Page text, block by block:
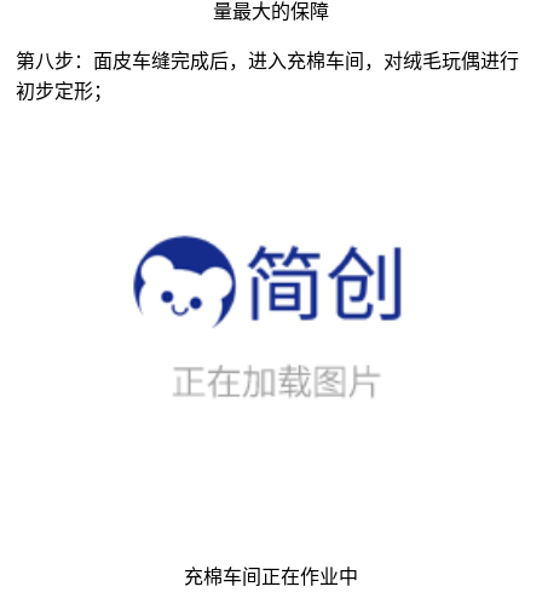
量最大的保障
第八步：面皮车缝完成后，进入充棉车间，对绒毛玩偶进行
初步定形；
充棉车间正在作业中